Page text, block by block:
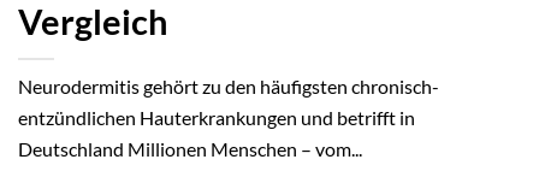
Vergleich
Neurodermitis gehört zu den häufigsten chronisch-
entzündlichen Hauterkrankungen und betrifft in
Deutschland Millionen Menschen – vom...